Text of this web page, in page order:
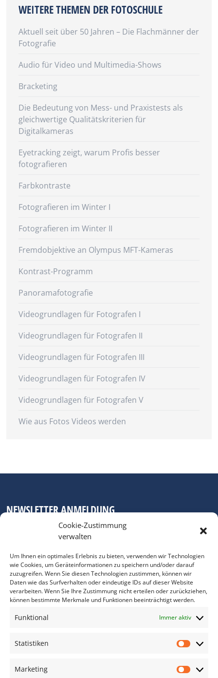
Cookie-Zustimmung
verwalten
Um Ihnen ein optimales Erlebnis zu bieten, verwenden wir Technologien
wie Cookies, um Geräteinformationen zu speichern und/oder darauf
zuzugreifen. Wenn Sie diesen Technologien zustimmen, können wir
Daten wie das Surfverhalten oder eindeutige IDs auf dieser Website
verarbeiten. Wenn Sie Ihre Zustimmung nicht erteilen oder zurückziehen,
können bestimmte Merkmale und Funktionen beeinträchtigt werden.
Funktional Immer aktiv
Statistiken
Marketing
WEITERE THEMEN DER FOTOSCHULE
Aktuell seit über 50 Jahren – Die Flachmänner der
Fotografie
Audio für Video und Multimedia-Shows
Bracketing
Die Bedeutung von Mess- und Praxistests als
gleichwertige Qualitätskriterien für
Digitalkameras
Eyetracking zeigt, warum Profis besser
fotografieren
Farbkontraste
Fotografieren im Winter I
Fotografieren im Winter II
Fremdobjektive an Olympus MFT-Kameras
Kontrast-Programm
Panoramafotografie
Videogrundlagen für Fotografen I
Videogrundlagen für Fotografen II
Videogrundlagen für Fotografen III
Videogrundlagen für Fotografen IV
Videogrundlagen für Fotografen V
Wie aus Fotos Videos werden
NEWSLETTER ANMELDUNG
E-Mail Adresse*
Bitte geben Sie Ihre E-Mail Adresse ein.
*verpflichtend
DAS FOTO PRAXIS LEXIKON
www.foto-praxis-lexikon.de